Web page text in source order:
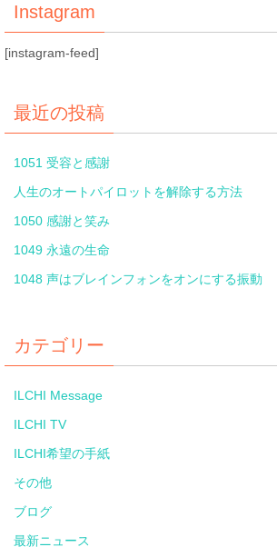
Instagram
[instagram-feed]
最近の投稿
1051 受容と感謝
人生のオートパイロットを解除する方法
1050 感謝と笑み
1049 永遠の生命
1048 声はブレインフォンをオンにする振動
カテゴリー
ILCHI Message
ILCHI TV
ILCHI希望の手紙
その他
ブログ
最新ニュース